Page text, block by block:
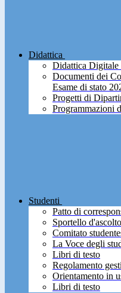
Didattica
Didattica Digitale
Documenti dei
Esame di stato
Progetti di
Programmazioni
Studenti
Patto di
Sportello d'ascolto
Comitato
La Voce degli
Libri di testo
Regolamento
Orientamento in
Libri di testo